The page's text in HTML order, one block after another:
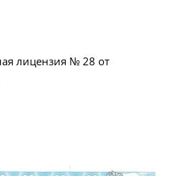
лицензия № 28 от